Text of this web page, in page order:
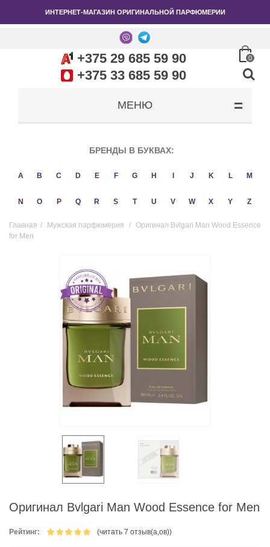
ИНТЕРНЕТ-МАГАЗИН ОРИГИНАЛЬНОЙ ПАРФЮМЕРИИ
+375 29 685 59 90
+375 33 685 59 90
0
МЕНЮ
БРЕНДЫ В БУКВАХ:
A B C D E F G H J K L M
N O P Q R S T U V W X Y Z
Главная / Мужская парфюмерия / Оригинал Bvlgari Man Wood Essence
for Men
Оригинал Bvlgari Man Wood Essence for Men
Рейтинг: (читать 7 отзыв(а,ов))